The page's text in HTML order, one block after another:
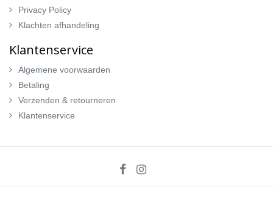
Privacy Policy
Klachten afhandeling
Klantenservice
Algemene voorwaarden
Betaling
Verzenden & retourneren
Klantenservice